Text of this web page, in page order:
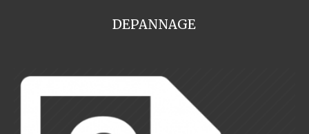
DEPANNAGE